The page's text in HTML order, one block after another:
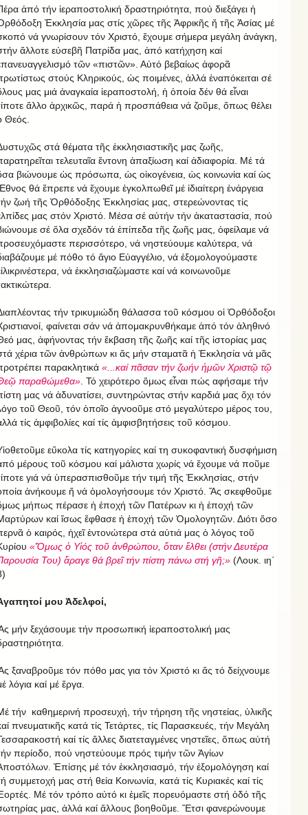
ἀπό τήν ἱεραποστολική δραστηριότητα, πού διεξάγει ἡ
Ἐκκλησία μας στίς χῶρες τῆς Ἀφρικῆς ἤ τῆς Ἀσίας μέ
νά γνωρίσουν τόν Χριστό, ἔχουμε σήμερα μεγάλη ἀνάγκη,
ἄλλοτε εὐσεβῆ Πατρίδα μας, ἀπό κατήχηση καί
τῶν «πιστῶν». Αὐτό βεβαίως ἀφορᾶ
στούς Κληρικούς, ὡς ποιμένες, ἀλλά ἐναπόκειται σέ
μας μιά ἀναγκαία ἱεραποστολή, ἡ ὁποία δέν θά εἶναι
ἄλλο ἀρχικῶς, παρά ἡ προσπάθεια νά ζοῦμε, ὅπως θέλει
Θεός.
στά θέματα τῆς ἐκκλησιαστικῆς μας ζωῆς,
τελευταῖα ἔντονη ἀπαξίωση καί ἀδιαφορία. Μέ τά
βιώνουμε ὡς πρόσωπα, ὡς οἰκογένεια, ὡς κοινωνία καί ὡς
θά ἔπρεπε νά ἔχουμε ἐγκολπωθεῖ μέ ἰδιαίτερη ἐνάργεια
ζωή τῆς Ὀρθόδοξης Ἐκκλησίας μας, στερεώνοντας τίς
μας στόν Χριστό. Μέσα σέ αὐτήν τήν ἀκαταστασία, πού
σέ ὅλα σχεδόν τά ἐπίπεδα τῆς ζωῆς μας, ὀφείλαμε νά
περισσότερο, νά νηστεύουμε καλύτερα, νά
μέ πόθο τό ἅγιο Εὐαγγέλιο, νά ἐξομολογούμαστε
νά ἐκκλησιαζώμαστε καί νά κοινωνοῦμε
τήν τρικυμιώδη θάλασσα τοῦ κόσμου οἱ Ὀρθόδοξοι
φαίνεται σάν νά ἀπομακρυνθήκαμε ἀπό τόν ἀληθινό
μας, ἀφήνοντας τήν ἔκβαση τῆς ζωῆς καί τῆς ἱστορίας μας
χέρια τῶν ἀνθρώπων κι ἄς μήν σταματᾶ ἡ Ἐκκλησία νά μᾶς
παρακλητικά «...καί πᾶσαν τήν ζωήν ἡμῶν Χριστῷ τῷ
παραθώμεθα» . Τό χειρότερο ὅμως εἶναι πώς αφήσαμε τήν
μας νά ἀδυνατίσει, συντηρώντας στήν καρδιά μας ὄχι τόν
τοῦ Θεοῦ, τόν ὁποῖο ἀγνοοῦμε στό μεγαλύτερο μέρος του,
τίς ἀμφιβολίες καί τίς ἀμφισβητήσεις τοῦ κόσμου.
εὔκολα τίς κατηγορίες καί τη συκοφαντική δυσφήμιση
μέρους τοῦ κόσμου καί μάλιστα χωρίς νά ἔχουμε νά ποῦμε
γιά νά ὑπερασπισθοῦμε τήν τιμή τῆς Ἐκκλησίας, στήν
ἀνήκουμε ἤ νά ὁμολογήσουμε τόν Χριστό. Ἄς σκεφθοῦμε
μήπως πέρασε ἡ ἐποχή τῶν Πατέρων κι ἡ ἐποχή τῶν
καί ἴσως ἔφθασε ἡ ἐποχή τῶν Ὁμολογητῶν. Διότι ὅσο
ὁ καιρός, ἠχεῖ ἐντονώτερα στά αὐτιά μας ὁ λόγος τοῦ
«Ὅμως ὁ Υἱός τοῦ ἀνθρώπου, ὅταν ἔλθει (στήν Δευτέρα
Του) ἄραγε θά βρεῖ τήν πίστη πάνω στή γῆ;» (Λουκ. ιη΄
μου Ἀδελφοί,
μήν ξεχάσουμε τήν προσωπική ἱεραποστολική μας
ξαναβροῦμε τόν πόθο μας για τόν Χριστό κι ἄς τό δείχνουμε
λόγια καί μέ ἔργα.
τήν καθημερινή προσευχή, τήν τήρηση τῆς νηστείας, ὑλικῆς
πνευματικῆς κατά τίς Τετάρτες, τίς Παρασκευές, τήν Μεγάλη
καί τίς ἄλλες διατεταγμένες νηστεῖες, ὅπως αὐτή
περίοδο, πού νηστεύουμε πρός τιμήν τῶν Ἁγίων
Ἐπίσης μέ τόν ἐκκλησιασμό, τήν ἐξομολόγηση καί
συμμετοχή μας στή θεία Κοινωνία, κατά τίς Κυριακές καί τίς
Μέ τόν τρόπο αὐτό κι ἐμεῖς πορευόμαστε στή ὁδό τῆς
μας, ἀλλά καί ἄλλους βοηθοῦμε. Ἔτσι φανερώνουμε